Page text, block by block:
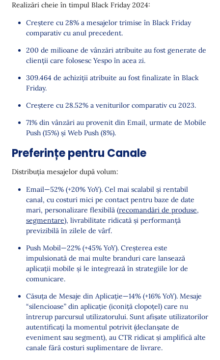
Realizări cheie în timpul Black Friday 2024:
Creștere cu 28% a mesajelor trimise în Black Friday
comparativ cu anul precedent.
200 de milioane de vânzări atribuite au fost generate de
clienții care folosesc Yespo în acea zi.
309.464 de achiziții atribuite au fost finalizate în Black
Friday.
Creștere cu 28.52% a veniturilor comparativ cu 2023.
71% din vânzări au provenit din Email, urmate de Mobile
Push (15%) și Web Push (8%).
Preferințe pentru Canale
Distribuția mesajelor după volum:
Email—52% (+20% YoY). Cel mai scalabil și rentabil
canal, cu costuri mici pe contact pentru baze de date
mari, personalizare flexibilă (recomandări de produse,
segmentare), livrabilitate ridicată și performanță
previzibilă în zilele de vârf.
Push Mobil—22% (+45% YoY). Creșterea este
impulsionată de mai multe branduri care lansează
aplicații mobile și le integrează în strategiile lor de
comunicare.
Căsuța de Mesaje din Aplicație—14% (+16% YoY). Mesaje
“silencioase” din aplicație (iconiță clopoțel) care nu
întrerup parcursul utilizatorului. Sunt afișate utilizatorilor
autentificați la momentul potrivit (declanșate de
eveniment sau segment), au CTR ridicat și amplifică alte
canale fără costuri suplimentare de livrare.